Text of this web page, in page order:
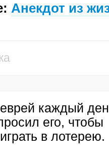
Анекдот из
каждый
его, чтобы
в лотерею.